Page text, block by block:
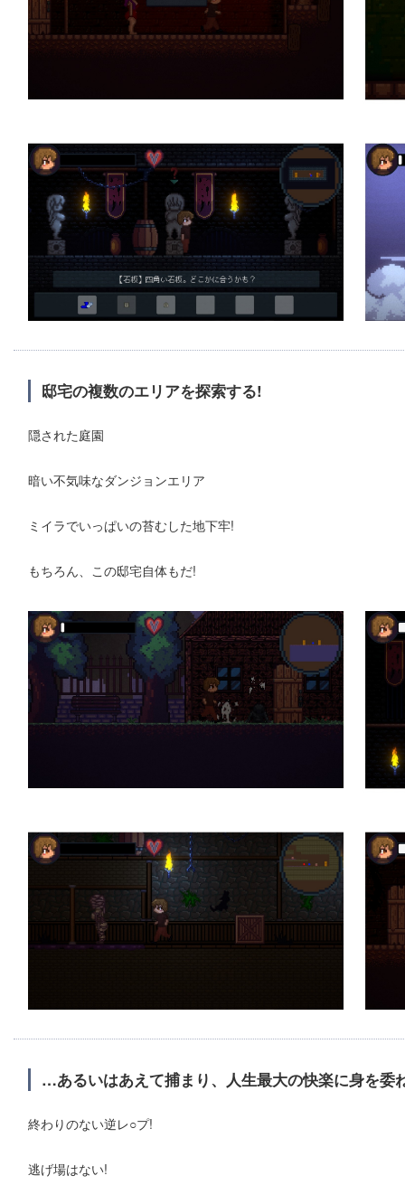
邸宅の複数のエリアを探索する!
隠された庭園
暗い不気味なダンジョンエリア
ミイラでいっぱいの苔むした地下牢!
もちろん、この邸宅自体もだ!
…あるいはあえて捕まり、人生最大の快楽に身を委
終わりのない逆レ○プ!
逃げ場はない!